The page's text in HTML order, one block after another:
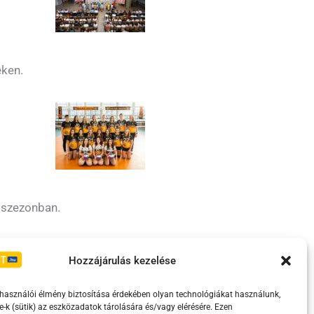
Hozzájárulás kezelése
élmény biztosítása érdekében olyan technológiákat használunk,
k (sütik) az eszközadatok tárolására és/vagy elérésére. Ezen
Irányelvek Moderálási szabályzat